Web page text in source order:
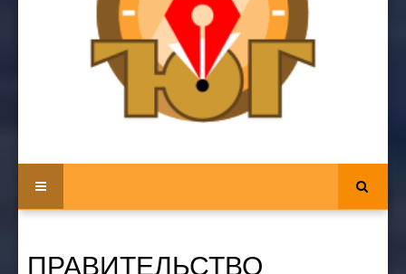
ПРАВИТЕЛЬСТВО